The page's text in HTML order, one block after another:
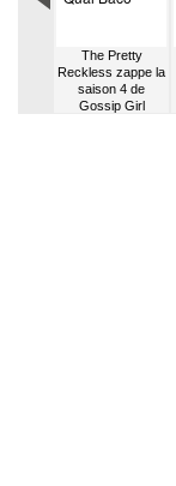
The Pretty
Reckless zappe la
saison 4 de
Gossip Girl